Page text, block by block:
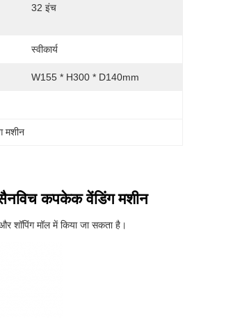
32 इंच
स्वीकार्य
W155 * H300 * D140mm
मशीन
सैनविच कपकेक वेंडिंग मशीन
शॉपिंग मॉल में किया जा सकता है।